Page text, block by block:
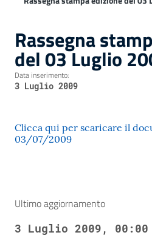
Rassegna
del 03 Luglio
Data inserimento:
3 Luglio 2009
Clicca qui per scaricare il
03/07/2009
Ultimo aggiornamento
3 Luglio 2009, 00:00